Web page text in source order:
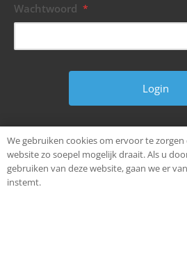
Wachtwoord *
Wachtwoord
We gebruiken cookies om ervoor te zorgen
website zo soepel mogelijk draait. Als u
gebruiken van deze website, gaan we er
instemt.